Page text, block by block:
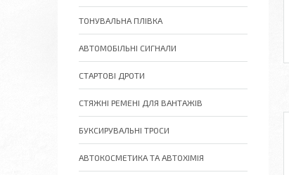
ТОНУВАЛЬНА ПЛІВКА
АВТОМОБІЛЬНІ СИГНАЛИ
СТАРТОВІ ДРОТИ
СТЯЖНІ РЕМЕНІ ДЛЯ ВАНТАЖІВ
БУКСИРУВАЛЬНІ ТРОСИ
АВТОКОСМЕТИКА ТА АВТОХІМІЯ